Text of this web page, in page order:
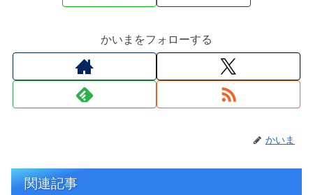
かいまをフォローする
かいま
関連記事